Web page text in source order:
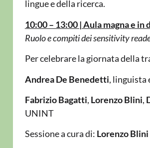
lingue e della ricerca.
10:00 – 13:00 | Aula magna e
Ruolo e compiti dei sensitivity
Per celebrare la giornata della
Andrea De Benedetti, linguista
Fabrizio Bagatti, Lorenzo Blini,
UNINT
Sessione a cura di: Lorenzo Blini